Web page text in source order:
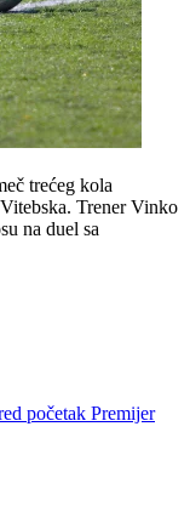
trećeg kola
Trener Vinko
na duel sa
početak Premijer